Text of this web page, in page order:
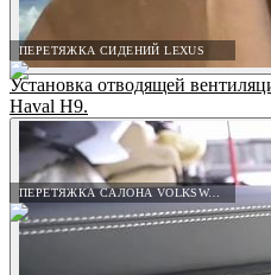
ПЕРЕТЯЖКА СИДЕНИЙ LEXUS
ПЕРЕТЯЖКА САЛОНА VOLKSWAGEN
Установка отводящей
Haval H9.